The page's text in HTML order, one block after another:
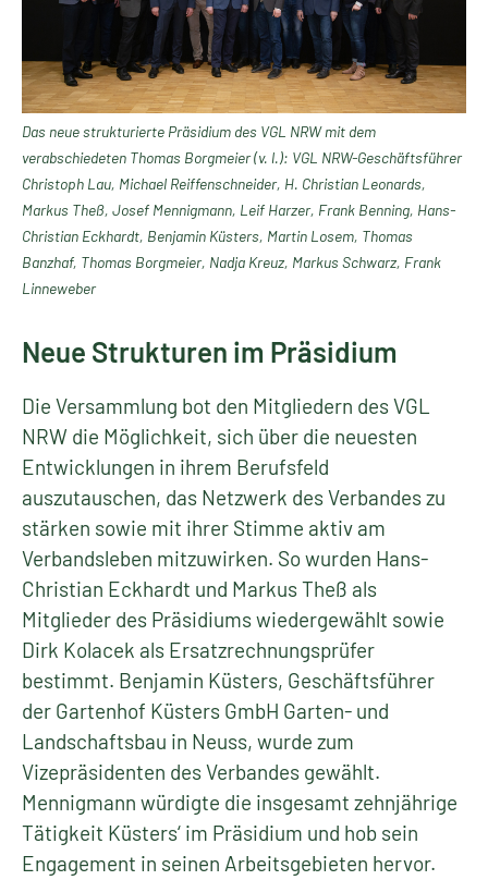
Das neue strukturierte Präsidium des VGL NRW mit dem
verabschiedeten Thomas Borgmeier (v. l.): VGL NRW-Geschäftsführer
Christoph Lau, Michael Reiffenschneider, H. Christian Leonards,
Markus Theß, Josef Mennigmann, Leif Harzer, Frank Benning, Hans-
Christian Eckhardt, Benjamin Küsters, Martin Losem, Thomas
Banzhaf, Thomas Borgmeier, Nadja Kreuz, Markus Schwarz, Frank
Linneweber
Neue Strukturen im Präsidium
Die Versammlung bot den Mitgliedern des VGL
NRW die Möglichkeit, sich über die neuesten
Entwicklungen in ihrem Berufsfeld
auszutauschen, das Netzwerk des Verbandes zu
stärken sowie mit ihrer Stimme aktiv am
Verbandsleben mitzuwirken. So wurden Hans-
Christian Eckhardt und Markus Theß als
Mitglieder des Präsidiums wiedergewählt sowie
Dirk Kolacek als Ersatzrechnungsprüfer
bestimmt. Benjamin Küsters, Geschäftsführer
der Gartenhof Küsters GmbH Garten- und
Landschaftsbau in Neuss, wurde zum
Vizepräsidenten des Verbandes gewählt.
Mennigmann würdigte die insgesamt zehnjährige
Tätigkeit Küsters‘ im Präsidium und hob sein
Engagement in seinen Arbeitsgebieten hervor.